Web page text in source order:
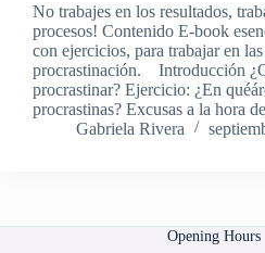
No trabajes en los resultados,
procesos! Contenido E-book
con ejercicios, para trabajar en las
procrastinación. Introducción
procrastinar? Ejercicio: ¿En
procrastinas? Excusas a la hora
Gabriela Rivera
Opening Hours